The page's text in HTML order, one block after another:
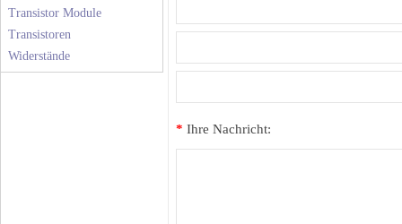
Transistor Module
Transistoren
Widerstände
* Ihre Nachricht: